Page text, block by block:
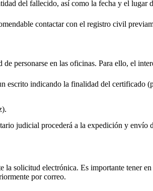
del fallecido, así como la fecha y el
contactar con el registro civil
personarse en las oficinas. Para ello, el
escrito indicando la finalidad del certificado
judicial procederá a la expedición y
la solicitud electrónica. Es importante tener
por correo.